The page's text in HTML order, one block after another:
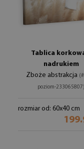
Tablica
nadrukiem
Zboże abstrakcja
poziom-233065807)
rozmiar od: 60x40 cm